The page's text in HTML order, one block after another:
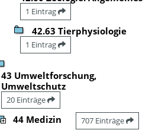
1 Eintrag
42.63 Tierphysiologie
1 Eintrag
43 Umweltforschung,
Umweltschutz
20 Einträge
44 Medizin 707 Einträge